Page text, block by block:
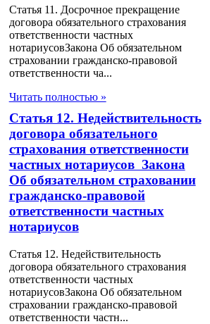
Статья 11. Досрочное прекращение
договора обязательного страхования
ответственности частных
нотариусовЗакона Об обязательном
страховании гражданско-правовой
ответственности ча...
Читать полностью »
Статья 12. Недействительность
договора обязательного
страхования ответственности
частных нотариусов Закона
Об обязательном страховании
гражданско-правовой
ответственности частных
нотариусов
Статья 12. Недействительность
договора обязательного страхования
ответственности частных
нотариусовЗакона Об обязательном
страховании гражданско-правовой
ответственности частн...